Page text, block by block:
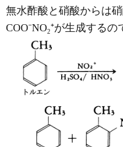
無水酢酸と硝酸からは
COO⁻NO2⁺が生成するの